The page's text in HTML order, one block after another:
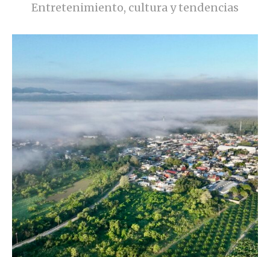
Entretenimiento, cultura y tendencias